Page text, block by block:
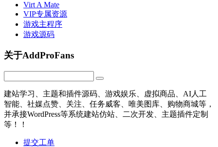
Virt A Mate
VIP专属资源
游戏主程序
游戏源码
关于AddProFans
建站学习、主题和插件源码、游戏娱乐、虚拟商品、AI人工
智能、社媒点赞、关注、任务威客、唯美图库、购物商城等，
并承接WordPress等系统建站仿站、二次开发、主题插件定制
等！！
提交工单